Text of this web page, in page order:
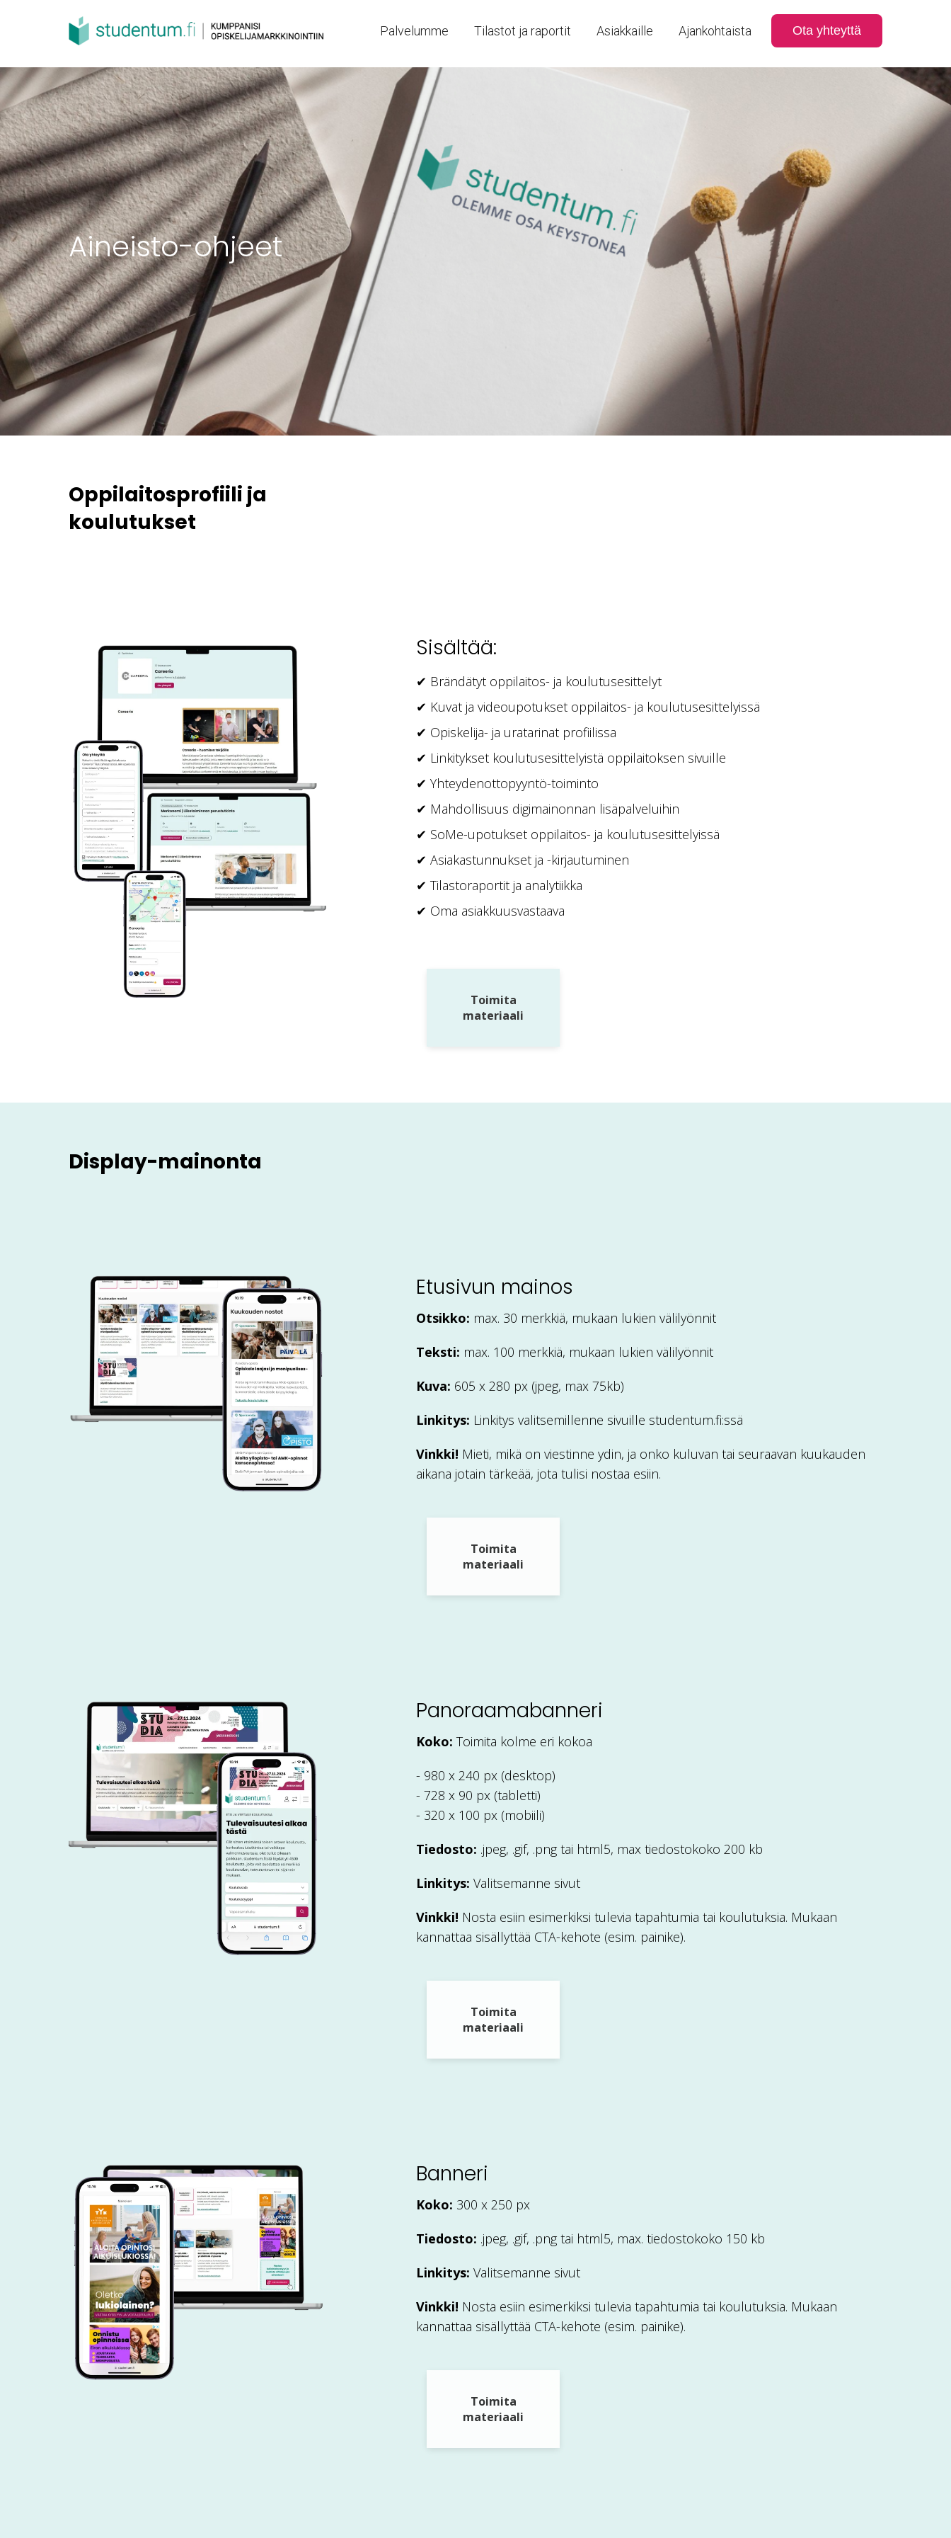
Palvelumme Tilastot ja raportit Asiakkaille Ajankohtaista Ota yhteyttä
Aineisto-ohjeet
Oppilaitosprofiili ja
koulutukset
Sisältää:
✔ Brändätyt oppilaitos- ja koulutusesittelyt
✔ Kuvat ja videoupotukset oppilaitos- ja koulutusesittelyissä
✔ Opiskelija- ja uratarinat profiilissa
✔ Linkitykset koulutusesittelyistä oppilaitoksen sivuille
✔ Yhteydenottopyyntö-toiminto
✔ Mahdollisuus digimainonnan lisäpalveluihin
✔ SoMe-upotukset oppilaitos- ja koulutusesittelyissä
✔ Asiakastunnukset ja -kirjautuminen
✔ Tilastoraportit ja analytiikka
✔ Oma asiakkuusvastaava
Toimita
materiaali
Display-mainonta
Etusivun mainos
Otsikko: max. 30 merkkiä, mukaan lukien välilyönnit
Teksti: max. 1 00 merkkiä, mukaan lukien välilyönnit
Kuva: 605 x280 px (jpeg, max 75kb)
Linkitys: Linkitys valitsemillenne sivuille studentum.fi:ssä
Vinkki! Mieti, mikä on viestinne ydin, ja onko kuluvan tai seuraavan kuukauden
aikana jotain tärkeää, jota tulisi nostaa esiin.
Toimita
materiaali
Panoraamabanneri
Koko:Toimita kolme eri kokoa
- 980 x 240 px (desktop)
- 728 x 90 px (tabletti)
- 320 x 100 px (mobiili)
Tiedosto: .jpeg, .gif, .png tai html5, max tiedostokoko 200 kb
Linkitys: Valitsemanne sivut
Vinkki! Nosta esiin esimerkiksi tulevia tapahtumia tai koulutuksia. Mukaan
kannattaa sisällyttää CTA-kehote (esim. painike).
Toimita
materiaali
Banneri
Koko: 300 x 250 px
Tiedosto: .jpeg, .gif, .png tai html5, max. tiedostokoko 150 kb
Linkitys: Valitsemanne sivut
Vinkki! Nosta esiin esimerkiksi tulevia tapahtumia tai koulutuksia. Mukaan
kannattaa sisällyttää CTA-kehote (esim. painike).
Toimita
materiaali